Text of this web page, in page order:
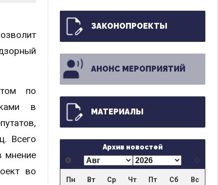
по
в
Всего
мнение
во
ЗАКОНОПРОЕКТЫ
АНОНС МЕРОПРИЯТИЙ
МАТЕРИАЛЫ
Архив новостей
Пн Вт Ср Чт Пт Сб Вс